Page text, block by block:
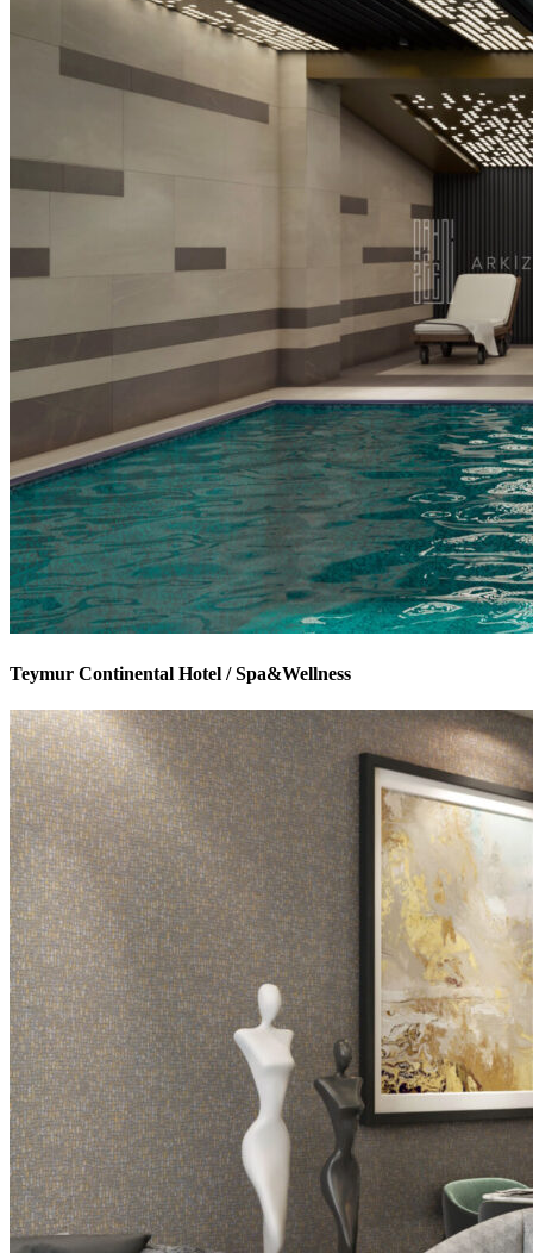
Teymur Continental Hotel / Spa&Wellness